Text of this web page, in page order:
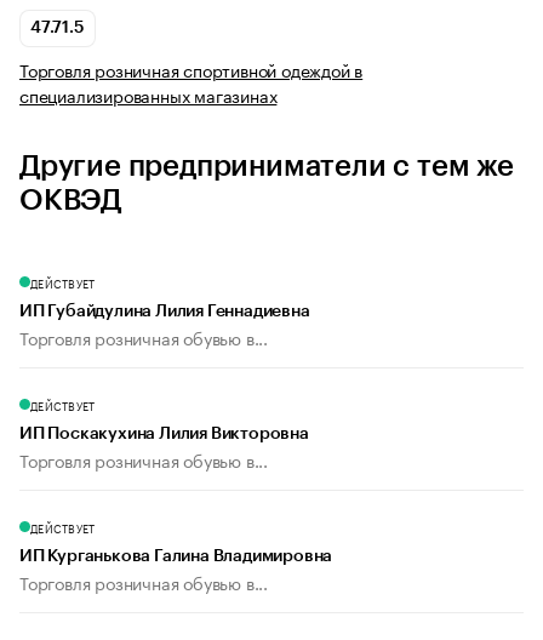
47.71.5
Торговля розничная спортивной одеждой в
специализированных магазинах
Другие предприниматели с тем же
ОКВЭД
ДЕЙСТВУЕТ
ИП Губайдулина Лилия Геннадиевна
Торговля розничная обувью в...
ДЕЙСТВУЕТ
ИП Поскакухина Лилия Викторовна
Торговля розничная обувью в...
ДЕЙСТВУЕТ
ИП Курганькова Галина Владимировна
Торговля розничная обувью в...